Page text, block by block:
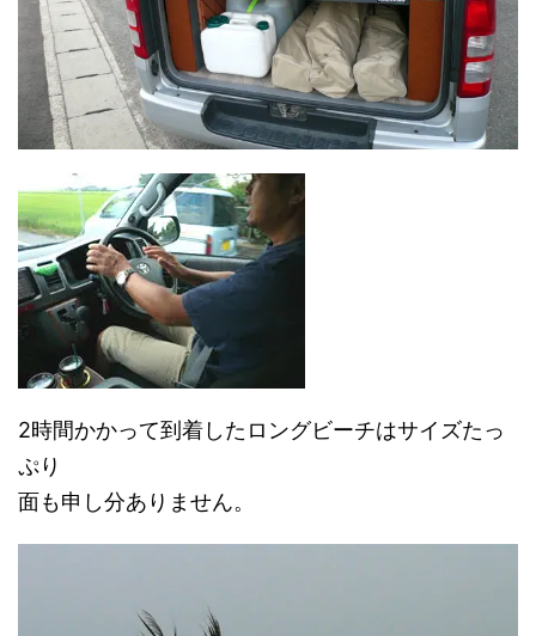
2時間かかって到着したロングビーチはサイズたっ
ぷり
面も申し分ありません。